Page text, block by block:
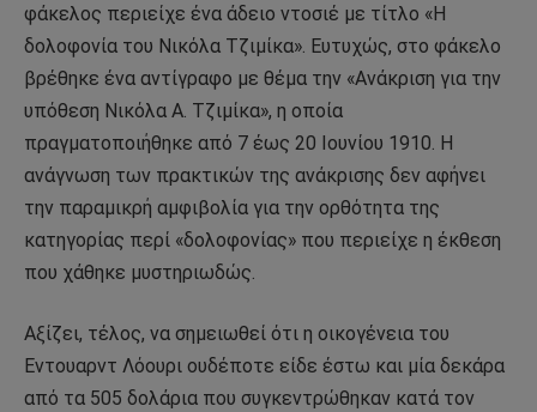
φάκελος περιείχε ένα άδειο ντοσιέ με τίτλο «Η
δολοφονία του Νικόλα Τζιμίκα». Ευτυχώς, στο φάκελο
βρέθηκε ένα αντίγραφο με θέμα την «Ανάκριση για την
υπόθεση Νικόλα Α. Τζιμίκα», η οποία
πραγματοποιήθηκε από 7 έως 20 Ιουνίου 1910. Η
ανάγνωση των πρακτικών της ανάκρισης δεν αφήνει
την παραμικρή αμφιβολία για την ορθότητα της
κατηγορίας περί «δολοφονίας» που περιείχε η έκθεση
που χάθηκε μυστηριωδώς.
Αξίζει, τέλος, να σημειωθεί ότι η οικογένεια του
Εντουαρντ Λόουρι ουδέποτε είδε έστω και μία δεκάρα
από τα 505 δολάρια που συγκεντρώθηκαν κατά τον